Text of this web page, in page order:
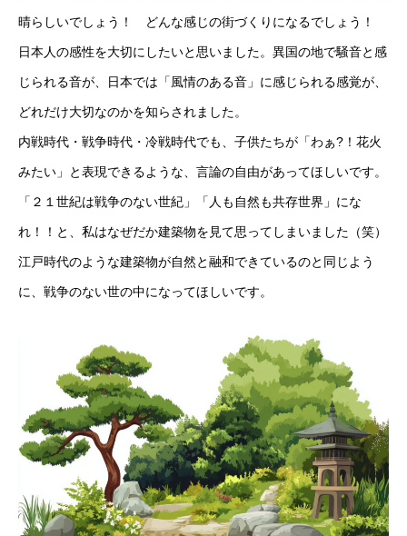
PickUp商品
について
名刺で取り組むSDGsについて
WHOピアサポート（日本語訳）
アクセス
個人情報保護方針
晴らしいでしょう！ どんな感じの街づくりになるでしょう！
日本人の感性を大切にしたいと思いました。異国の地で騒音と感
じられる音が、日本では「風情のある音」に感じられる感覚が、
どれだけ大切なのかを知らされました。
内戦時代・戦争時代・冷戦時代でも、子供たちが「わぁ?！花火
みたい」と表現できるような、言論の自由があってほしいです。
「２１世紀は戦争のない世紀」「人も自然も共存世界」にな
れ！！と、私はなぜだか建築物を見て思ってしまいました（笑）
江戸時代のような建築物が自然と融和できているのと同じよう
に、戦争のない世の中になってほしいです。